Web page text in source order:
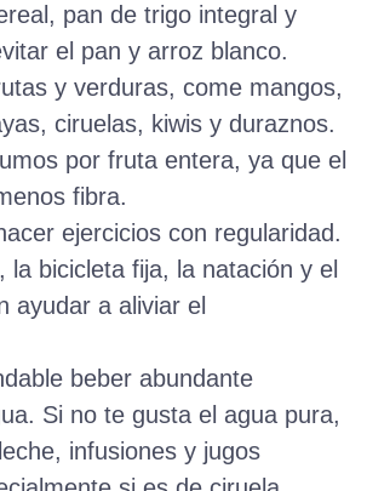
pan de trigo integral y
el pan y arroz blanco.
y verduras, come mangos,
ciruelas, kiwis y duraznos.
por fruta entera, ya que el
fibra.
ejercicios con regularidad.
la bicicleta fija, la natación y el
ayudar a aliviar el
beber abundante
Si no te gusta el agua pura,
infusiones y jugos